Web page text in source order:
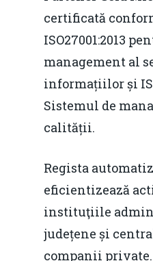
certificată
ISO27001:2013
management al
informațiilor și
Sistemul de
calității.
Regista
eficientizează
instituţiile
județene și
companii